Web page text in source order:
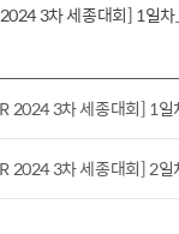
3차 세종대회] 1일
2024 3차 세종대회] 1일
2024 3차 세종대회] 2일